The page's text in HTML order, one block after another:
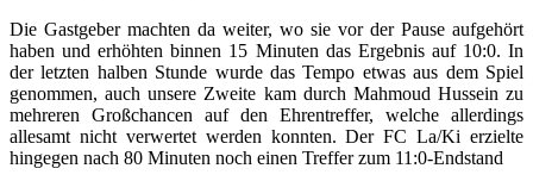
Die Gastgeber machten da weiter, wo sie vor der Pause aufgehört
haben und erhöhten binnen 15 Minuten das Ergebnis auf 10:0. In
der letzten halben Stunde wurde das Tempo etwas aus dem Spiel
genommen, auch unsere Zweite kam durch Mahmoud Hussein zu
mehreren Großchancen auf den Ehrentreffer, welche allerdings
allesamt nicht verwertet werden konnten. Der FC La/Ki erzielte
hingegen nach 80 Minuten noch einen Treffer zum 11:0-Endstand